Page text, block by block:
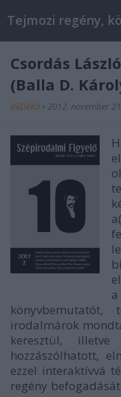
Tejmozi regény,
Csordás
(Balla D.
BéDéKá • 2012. november 21.
irodalmárok
keresztül,
hozzászólhatott,
ezzel interaktívvá
regény